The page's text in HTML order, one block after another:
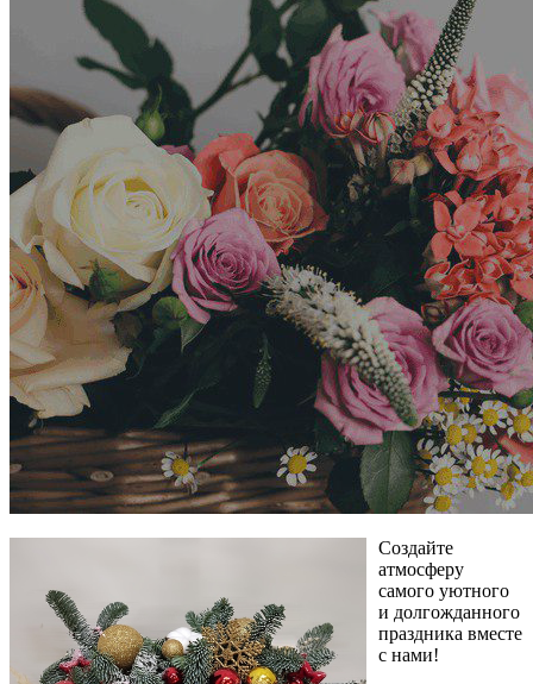
Создайте
атмосферу
самого уютного
и долгожданного
праздника вместе
с нами!